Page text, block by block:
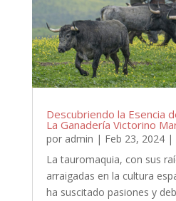
Descubriendo la Esencia
La Ganadería Victorino
por admin | Feb 23, 2024|
La tauromaquia, con sus
arraigadas en la cultura
ha suscitado pasiones y